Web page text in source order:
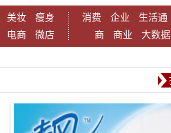
美妆
瘦身
电商 微店
消费 企业 生活通
商
商业 大数据